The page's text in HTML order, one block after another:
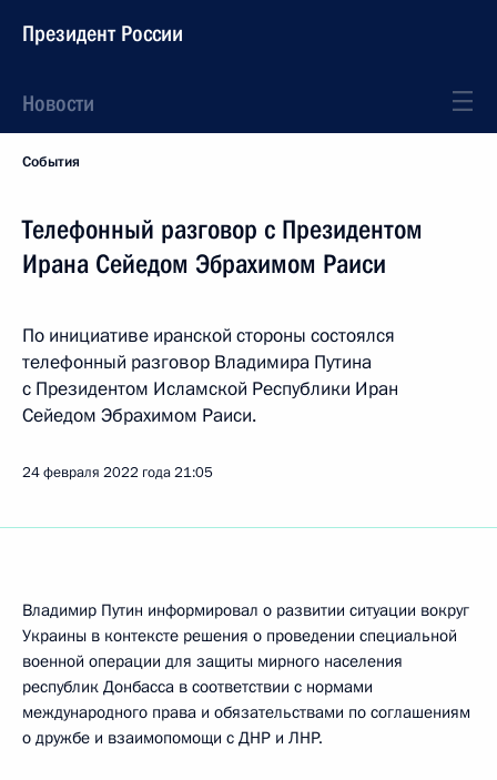
Президент России
Новости
События
Телефонный разговор с Президентом
Ирана Сейедом Эбрахимом Раиси
По инициативе иранской стороны состоялся
телефонный разговор Владимира Путина
с Президентом Исламской Республики Иран
Сейедом Эбрахимом Раиси.
24 февраля 2022 года21:05
Владимир Путин информировал о развитии ситуации вокруг
Украины в контексте решения о проведении специальной
военной операции для защиты мирного населения
республик Донбасса в соответствии с нормами
международного права и обязательствами по соглашениям
о дружбе и взаимопомощи с ДНР и ЛНР.